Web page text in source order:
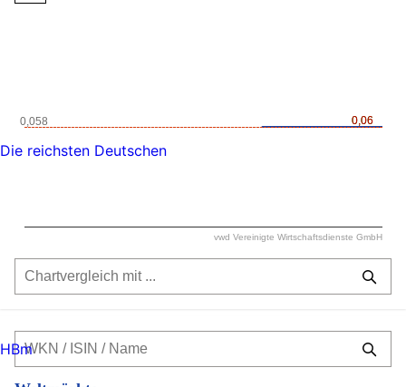
0,06
0,06
0,058
vwd Vereinigte Wirtschaftsdienste GmbH
Die reichsten Deutschen
HBm